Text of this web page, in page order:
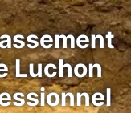
Luchon